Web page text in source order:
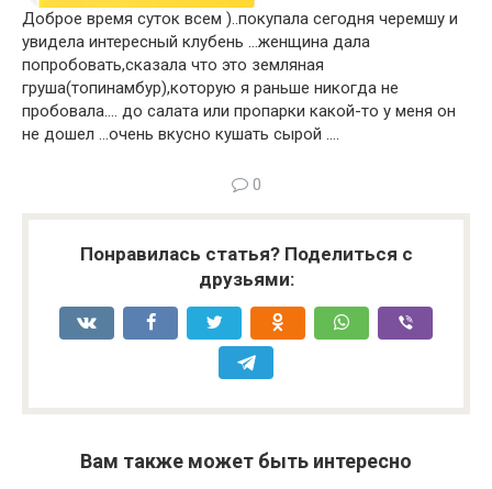
Доброе время суток всем )..покупала сегодня черемшу и
увидела интересный клубень …женщина дала
попробовать,сказала что это земляная
груша(топинамбур),которую я раньше никогда не
пробовала…. до салата или пропарки какой-то у меня он
не дошел …очень вкусно кушать сырой ….
0
Понравилась статья? Поделиться с
друзьями:
Вам также может быть интересно